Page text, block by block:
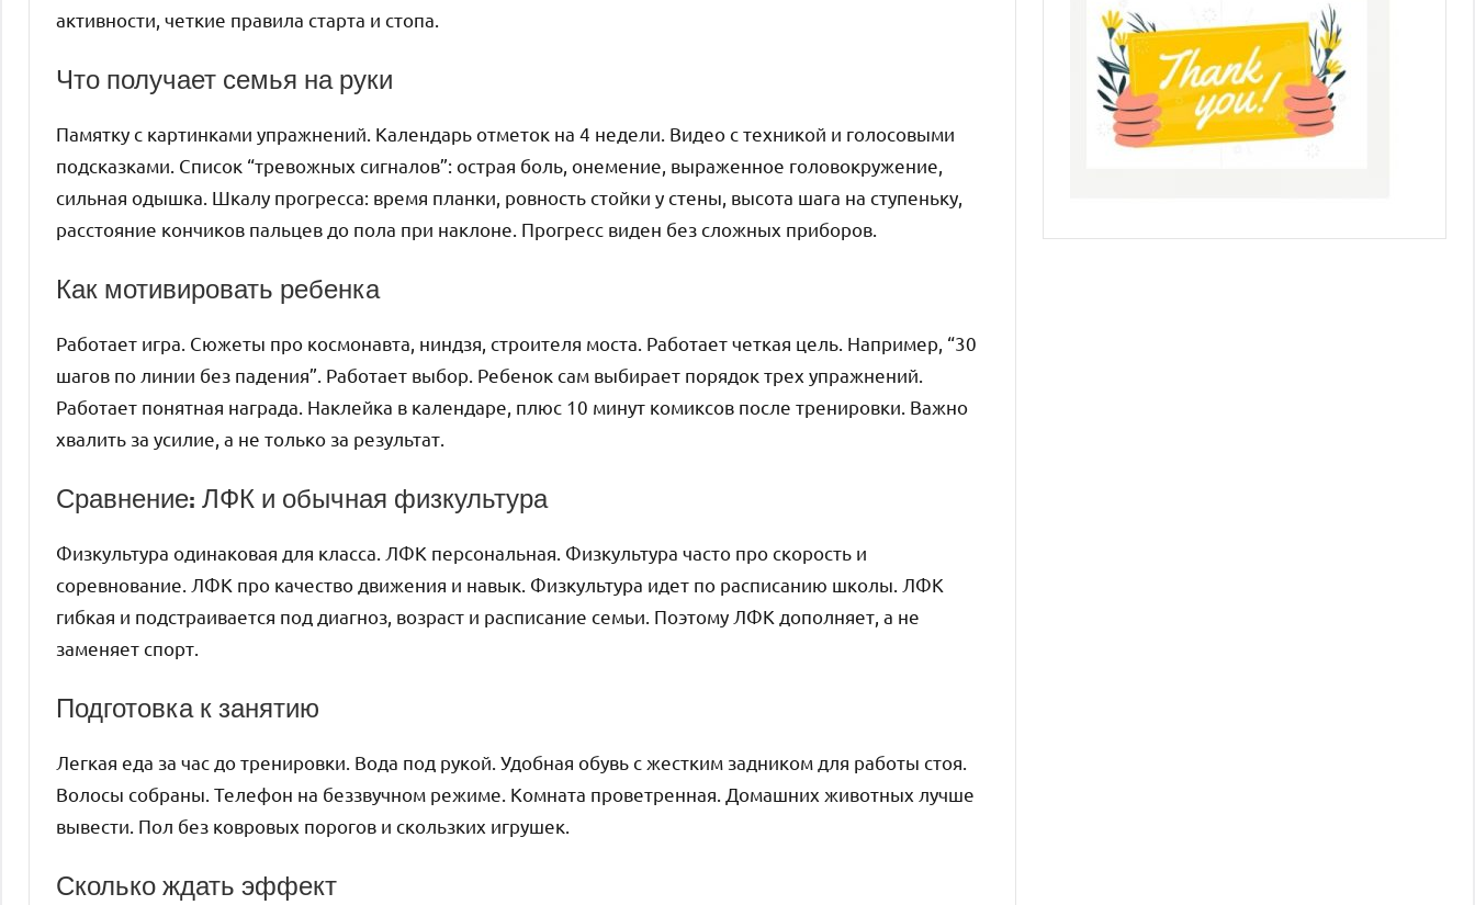
активности, четкие правила старта и стопа.
Что получает семья на руки
Памятку с картинками упражнений. Календарь отметок на 4 недели. Видео с техникой и голосовыми
подсказками. Список “тревожных сигналов”: острая боль, онемение, выраженное головокружение,
сильная одышка. Шкалу прогресса: время планки, ровность стойки у стены, высота шага на ступеньку,
расстояние кончиков пальцев до пола при наклоне. Прогресс виден без сложных приборов.
Как мотивировать ребенка
Работает игра. Сюжеты про космонавта, ниндзя, строителя моста. Работает четкая цель. Например, “30
шагов по линии без падения”. Работает выбор. Ребенок сам выбирает порядок трех упражнений.
Работает понятная награда. Наклейка в календаре, плюс 10 минут комиксов после тренировки. Важно
хвалить за усилие, а не только за результат.
Сравнение: ЛФК и обычная физкультура
Физкультура одинаковая для класса. ЛФК персональная. Физкультура часто про скорость и
соревнование. ЛФК про качество движения и навык. Физкультура идет по расписанию школы. ЛФК
гибкая и подстраивается под диагноз, возраст и расписание семьи. Поэтому ЛФК дополняет, а не
заменяет спорт.
Подготовка к занятию
Легкая еда за час до тренировки. Вода под рукой. Удобная обувь с жестким задником для работы стоя.
Волосы собраны. Телефон на беззвучном режиме. Комната проветренная. Домашних животных лучше
вывести. Пол без ковровых порогов и скользких игрушек.
Сколько ждать эффект